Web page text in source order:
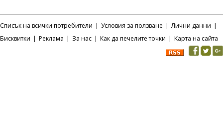
Списък на всички потребители | Условия за ползване | Лични данни |
Бисквитки | Реклама | За нас | Как да печелите точки | Карта на сайта